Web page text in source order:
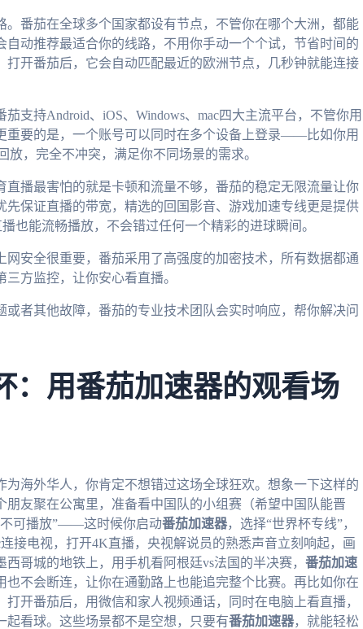
。番茄在全球多个国家都设有节点，不管你在哪个大洲，都能
动推荐最适合你的线路，不用你手动一个个试，节省时间的
打开番茄后，它会自动匹配最近的欧洲节点，几秒钟就能连接
支持Android、iOS、Windows、mac四大主流平台，不管你用
重要的是，一个账号可以同时在多个设备上登录——比如你用
，完全不冲突，满足你不同场景的需求。
直播最害怕的就是卡顿和流量不够，番茄的稳定无限流量让你
先保证直播的带宽，精选的回国影音、游戏加速专线更是提供
也能流畅播放，不会错过任何一个精彩的进球瞬间。
安全很重要，番茄采用了高强度的加密技术，所有数据都通
方监控，让你安心看直播。
者其他故障，番茄的专业技术团队会实时响应，帮你解决问
：用番茄加速器的观看场
为海外华人，你肯定不想错过这场全球狂欢。想象一下这样的
友聚在公寓里，准备看中国队的小组赛（希望中国队能晋
不可播放”——这时候你启动番茄加速器，选择“世界杯专线”，
接电视，打开4K直播，央视解说员的熟悉声音立刻响起，画
哥城的地铁上，用手机看阿根廷vs法国的半决赛， 番茄加速
不会断连，让你在通勤路上也能追完整个比赛。再比如你在
开番茄后，用微信和家人视频通话，同时在电脑上看直播，
看球。这些场景都不是空想，只要有番茄加速器，就能轻松